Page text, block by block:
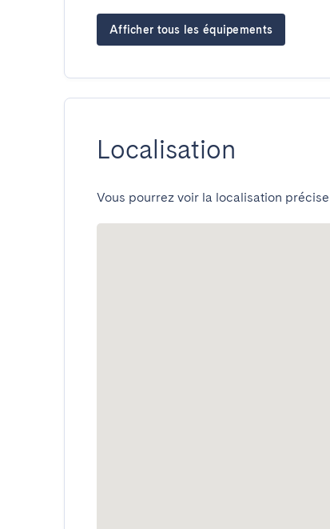
Afficher tous les équipements
Localisation
Vous pourrez voir la localisation